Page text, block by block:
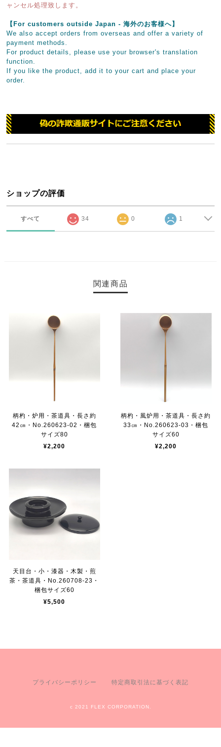
ャンセル処理致します。
【For customers outside Japan - 海外のお客様へ】
We also accept orders from overseas and offer a variety of
payment methods.
For product details, please use your browser's translation
function.
If you like the product, add it to your cart and place your
order.
ショップの評価
すべて 34 0 1
関連商品
柄杓・炉用・茶道具・長さ約
42㎝・No.260623-02・梱包
サイズ80
¥2,200
柄杓・風炉用・茶道具・長さ約
33㎝・No.260623-03・梱包
サイズ60
¥2,200
天目台・小・漆器・木製・煎
茶・茶道具・No.260708-23・
梱包サイズ60
¥5,500
プライバシーポリシー 特定商取引法に基づく表記
c 2021 FLEX CORPORATION.